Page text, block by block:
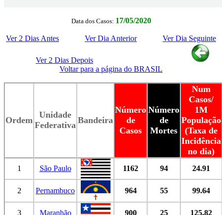
Data dos Casos: 17/05/2020
Ver 2 Dias Antes Ver Dia Anterior Ver Dia Seguinte
Ver 2 Dias Depois
Voltar para a página do BRASIL
Ordem
Unidade
Federativa Bandeira
Número
de
Casos
Número
de
Mortes
Num
Casos/
1M
População
(Taxa de
Incidência
no dia)
1 São Paulo 1162 94 24.91
2 Pernambuco 964 55 99.64
3 Maranhão 900 25 125.82